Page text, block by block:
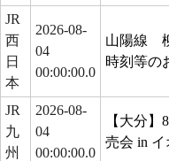
JR
西
日
本
2026-08-
04
00:00:00.0
山陽線
時刻等の
JR
九
州
2026-08-
04
00:00:00.0
【大分
売会 in